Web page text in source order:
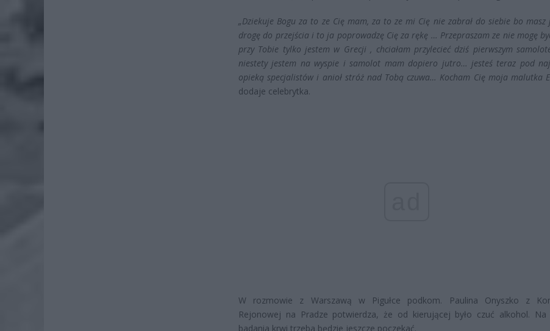
„Dziekuje Bogu za to ze Cię mam, za to ze mi Cię nie zabrał do siebie bo masz
drogę do przejścia i to ja poprowadzę Cię za rękę … Przepraszam ze nie mogę
przy Tobie tylko jestem w Grecji , chciałam przylecieć dziś pierwszym
niestety jestem na wyspie i samolot mam dopiero jutro… jesteś teraz pod
opieką specjalistów i anioł stróż nad Tobą czuwa… Kocham Cię moja malutka
dodaje celebrytka.
W rozmowie z Warszawą w Pigułce podkom. Paulina Onyszko z
Rejonowej na Pradze potwierdza, że od kierującej było czuć alkohol. Na
badania krwi trzeba będzie jeszcze poczekać.